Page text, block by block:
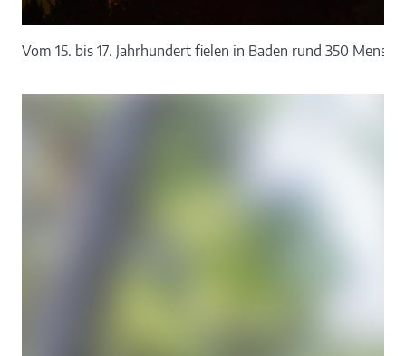
Vom 15. bis 17. Jahrhundert fielen in Baden rund 350